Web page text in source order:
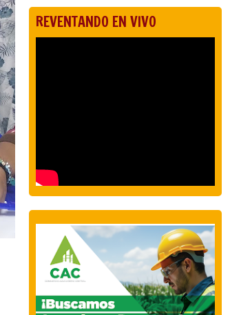
REVENTANDO EN VIVO